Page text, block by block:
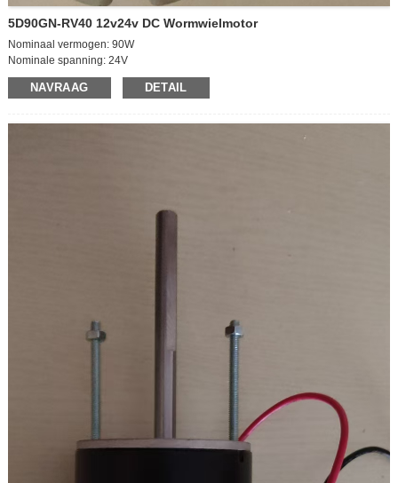
5D90GN-RV40 12v24v DC Wormwielmotor
Nominaal vermogen: 90W
Nominale spanning: 24V
Onbelast toerental: 2100 tpm
Belast toerental: 1800 tpm
Belastingstroom: 5,5A
NAVRAAG DETAIL